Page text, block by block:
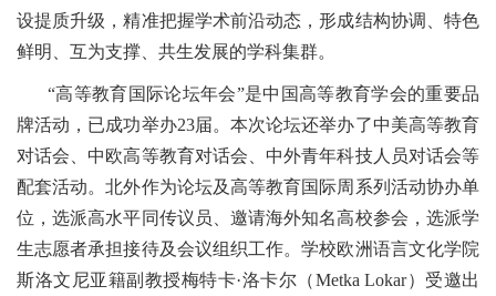
设提质升级，精准把握学术前沿动态，形成结构协调、特色
鲜明、互为支撑、共生发展的学科集群。
“高等教育国际论坛年会”是中国高等教育学会的重要品
牌活动，已成功举办23届。本次论坛还举办了中美高等教育
对话会、中欧高等教育对话会、中外青年科技人员对话会等
配套活动。北外作为论坛及高等教育国际周系列活动协办单
位，选派高水平同传议员、邀请海外知名高校参会，选派学
生志愿者承担接待及会议组织工作。学校欧洲语言文化学院
斯洛文尼亚籍副教授梅特卡·洛卡尔（Metka Lokar）受邀出